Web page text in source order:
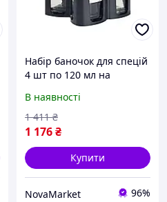
Набір баночок для спецій
4 шт по 120 мл на
герметичні кришки,
підставка, розміри
11.5х11.5х16 см.
В наявності
1 176₴
1 411 ₴
Купити
NovaMarket 96%